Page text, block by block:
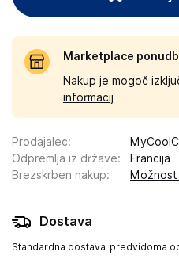
Marketplace
Nakup je mogoč
informacij
Prodajalec:
Odpremlja iz države:
Francija
Brezskrben nakup: Možnost
Dostava
Standardna dostava predvidoma